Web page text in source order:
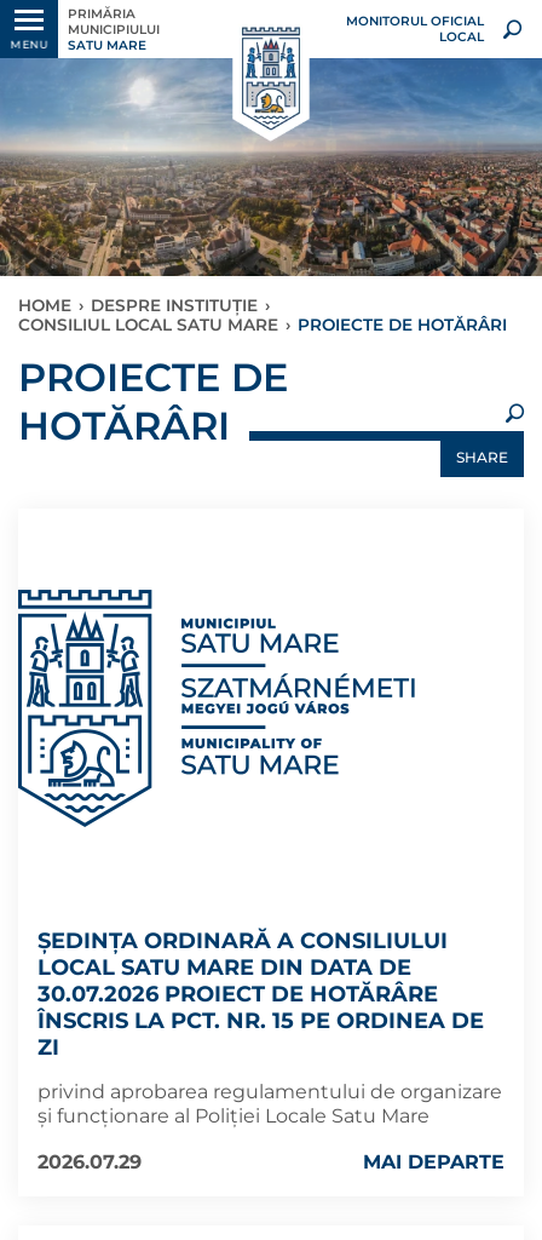
MENU
PRIMĂRIA
MUNICIPIULUI
SATU MARE
MONITORUL OFICIAL
LOCAL
HOME › DESPRE INSTITUȚIE ›
CONSILIUL LOCAL SATU MARE › PROIECTE DE HOTĂRÂRI
PROIECTE DE
HOTĂRÂRI
SHARE
ȘEDINȚA ORDINARĂ A CONSILIULUI
LOCAL SATU MARE DIN DATA DE
30.07.2026 PROIECT DE HOTĂRÂRE
ÎNSCRIS LA PCT. NR. 15 PE ORDINEA DE
ZI
privind aprobarea regulamentului de organizare
și funcționare al Poliției Locale Satu Mare
2026.07.29
MAI DEPARTE